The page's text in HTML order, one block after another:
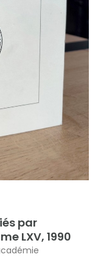
par
LXV, 1990